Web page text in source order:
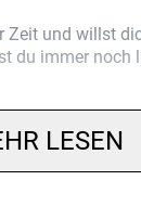
Zeit und willst
du immer noch
mitbringt.
aber bereit,
LESEN